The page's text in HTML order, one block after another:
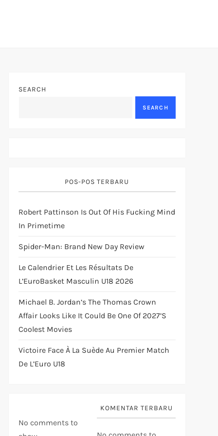
SEARCH
SEARCH
POS-POS TERBARU
Robert Pattinson Is Out Of His Fucking Mind
In Primetime
Spider-Man: Brand New Day Review
Le Calendrier Et Les Résultats De
L’EuroBasket Masculin U18 2026
Michael B. Jordan’s The Thomas Crown
Affair Looks Like It Could Be One Of 2027’s
Coolest Movies
Victoire Face À La Suède Au Premier Match
De L’Euro U18
No comments to
KOMENTAR TERBARU